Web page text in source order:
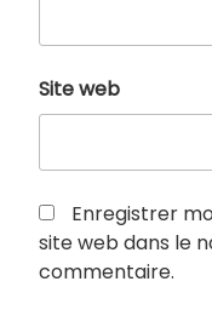
Site web
Enregistrer
site web dans le
commentaire.